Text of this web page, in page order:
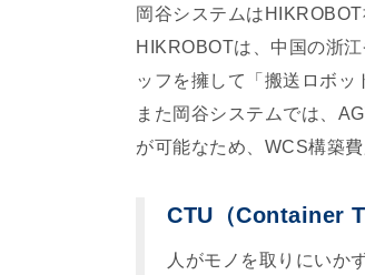
岡谷システムは
HIKROBOTは、中国の浙
ッフを擁して「搬送ロボッ
また岡谷システムでは、
が可能なため、WCS構築
CTU（Container
人がモノを取りにいか